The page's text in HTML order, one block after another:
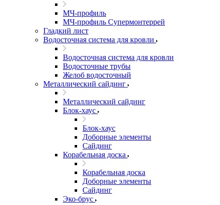
МЧ-профиль
МЧ-профиль Супермонтеррей
Гладкий лист
Водосточная система для кровли
Водосточная система для кровли
Водосточные трубы
Желоб водосточный
Металлический сайдинг
Металлический сайдинг
Блок-хаус
Блок-хаус
Доборные элементы
Сайдинг
Корабельная доска
Корабельная доска
Доборные элементы
Сайдинг
Эко-брус